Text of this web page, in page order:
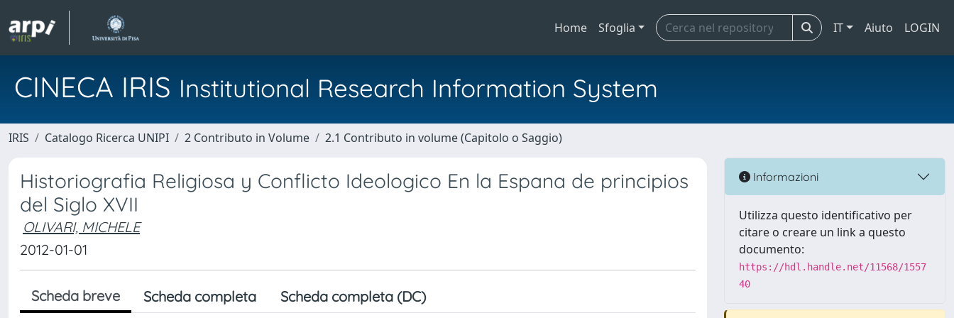
Home Sfoglia IT Aiuto LOGIN
CINECA IRIS Institutional Research Information System
IRIS Catalogo Ricerca UNIPI 2 Contributo in Volume 2.1 Contributo in volume (Capitolo o Saggio)
Historiografia Religiosa y Conflicto Ideologico En la Espana de principios
del Siglo XVII
OLIVARI, MICHELE
2012-01-01
Scheda breve Scheda completa Scheda completa (DC)
Informazioni
Utilizza questo identificativo per
citare o creare un link a questo
documento:
https://hdl.handle.net/11568/1557
40